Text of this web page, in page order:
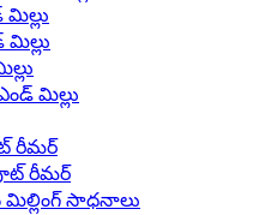
మిల్లు
మిల్లు
రీమర్
రీమర్
మిల్లింగ్ సాధనాలు